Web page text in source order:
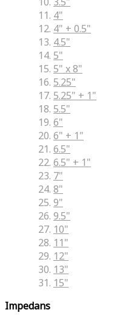
4"
4" + 0.5"
4.5"
5"
5" x 8"
5.25"
5.25" + 1"
5.5"
6"
6" + 1"
6.5"
6.5" + 1"
7"
8"
9"
9.5"
10"
11"
12"
13"
15"
Impedans